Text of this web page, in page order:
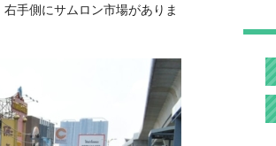
手側にサムロン市場がありま